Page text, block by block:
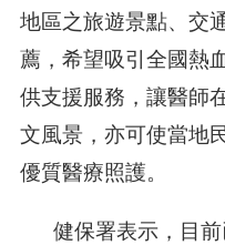
地區之旅遊景點、交
薦，希望吸引全國熱
供支援服務，讓醫師
文風景，亦可使當地
優質醫療照護。
健保署表示，目前